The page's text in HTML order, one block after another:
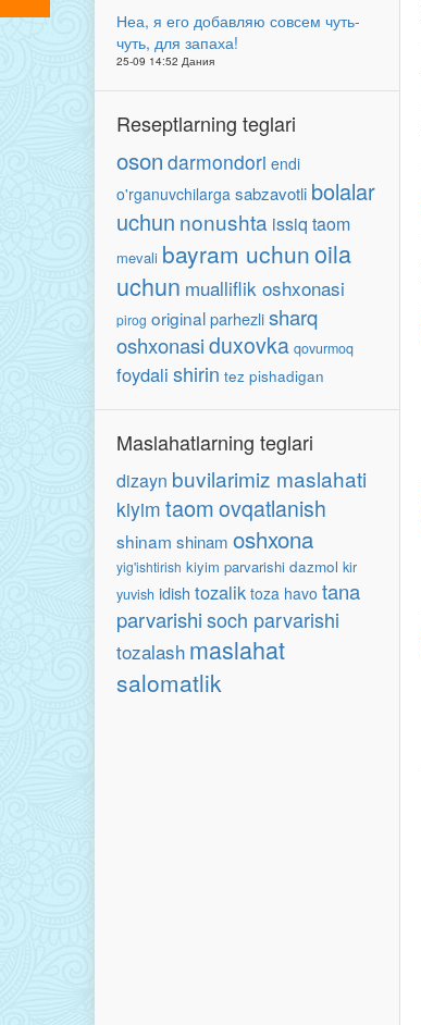
Неа, я его добавляю совсем чуть-
чуть, для запаха!
25-09 14:52 Дания
Reseptlarning teglari
oson darmondori endi
o'rganuvchilarga sabzavotli bolalar
uchun nonushta issiq taom
mevali bayram uchunoila
uchun mualliflik oshxonasi
pirog originalparhezlisharq
oshxonasiduxovka qovurmoq
foydali shirin tez pishadigan
Maslahatlarning teglari
dizayn buvilarimiz maslahati
kiyim taomovqatlanish
shinam shinam oshxona
yig'ishtirish kiyim parvarishi dazmol kir
yuvish idish tozalik toza havo tana
parvarishisoch parvarishi
tozalash maslahat
salomatlik